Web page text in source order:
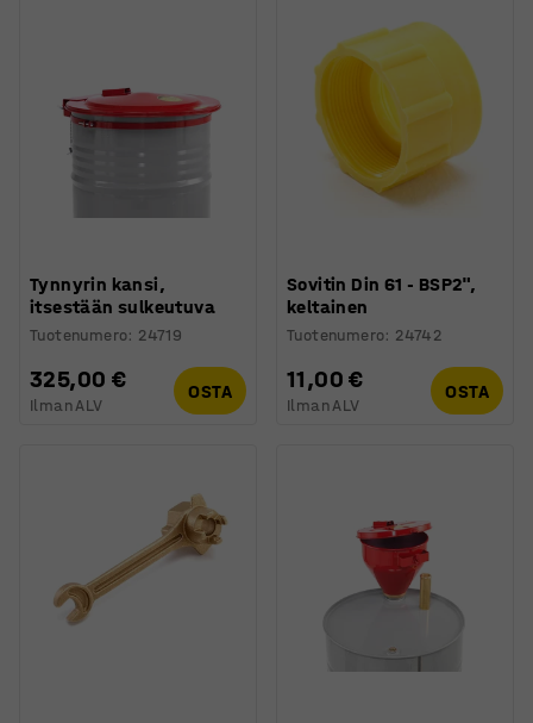
Tynnyrin kansi,
itsestään sulkeutuva
Tuotenumero: 24719
325,00 €
Ilman ALV
OSTA
Sovitin Din 61 - BSP2",
keltainen
Tuotenumero: 24742
11,00 €
Ilman ALV
OSTA